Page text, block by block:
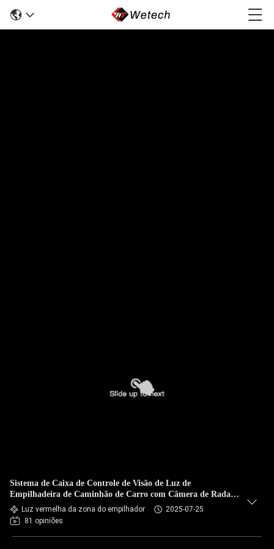
Sistema de Caixa de Controle de Visão de Luz de
Empilhadeira de Caminhão de Carro com Câmera de Radar
Veicular de 360 Graus
Luz vermelha da zona do empilhador
2025-07-25
81 opiniões